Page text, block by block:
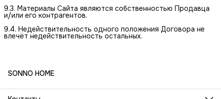
9.3. Материалы Сайта являются собственностью Продавца
и/или его контрагентов.
9.4. Недействительность одного положения Договора не
влечёт недействительность остальных.
SONNO HOME